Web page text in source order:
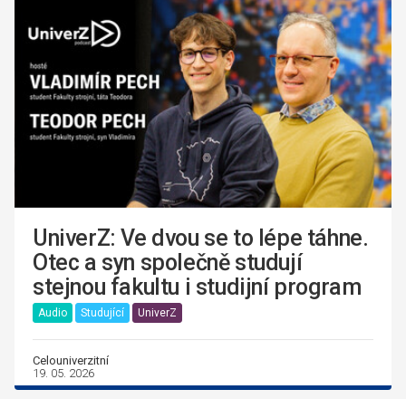
UniverZ: Ve dvou se to lépe táhne.
Otec a syn společně studují
stejnou fakultu i studijní program
Audio Studující UniverZ
Celouniverzitní
19. 05. 2026